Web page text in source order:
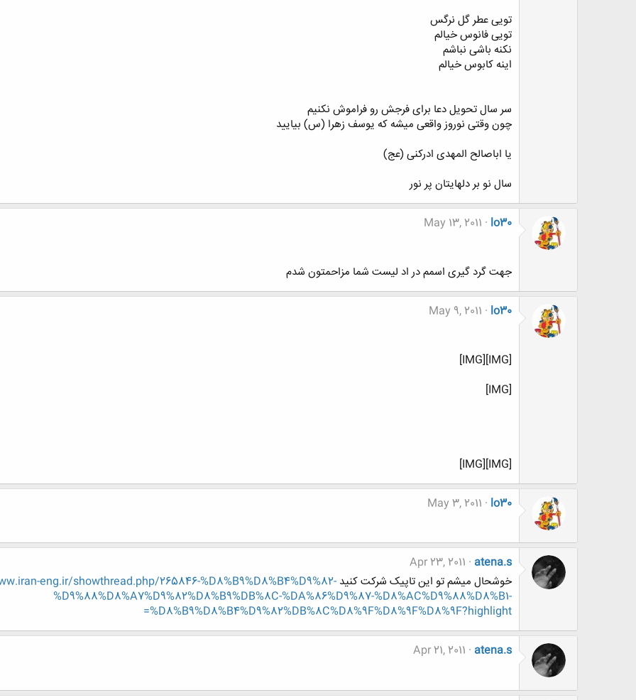
تویی عطر گل نرگس
تویی فانوس خیالم
نکنه باشی نباشم
اینه کابوس خیالم
سر سال تحویل دعا برای فرجش رو فراموش نکنیم
چون وقتی نوروز واقعی میشه که یوسف زهرا (س) بیایید
یا اباصالح المهدی ادرکنی (عج)
سال نو بر دلهایتان پر نور
lo30
May 13, 2011
جهت گرد گیری اسمم در اد لیست شما مزاحمتون شدم
lo30
May 9, 2011
[IMG][IMG]
[IMG]
[IMG][IMG]
lo30
May 3, 2011
atena.s
Apr 23, 2011
خوشحال میشم تو این تاپیک شرکت کنید eng.ir/showthread.php/265846-%D8%B9%D8%B4%D9%82-
%D9%88%D8%A7%D9%82%D8%B9%DB%8C-%DA%86%D9%87-%D8%AC%D9%88%D8%B1-
%D8%B9%D8%B4%D9%82%DB%8C%D8%9F%D8%9F%D8%9F?highlight=
atena.s
Apr 21, 2011